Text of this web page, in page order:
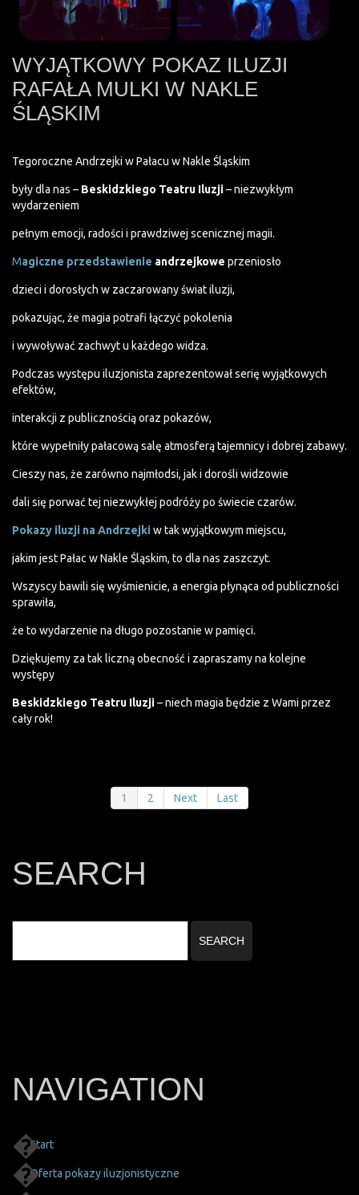
WYJĄTKOWY POKAZ ILUZJI
RAFAŁA MULKI W NAKLE
ŚLĄSKIM
Tegoroczne Andrzejki w Pałacu w Nakle Śląskim
były dla nas – Beskidzkiego Teatru Iluzji– niezwykłym
wydarzeniem
pełnym emocji, radości i prawdziwej scenicznej magii.
Magiczne przedstawienie andrzejkowe przeniosło
dzieci i dorosłych w zaczarowany świat iluzji,
pokazując, że magia potrafi łączyć pokolenia
i wywoływać zachwyt u każdego widza.
Podczas występu iluzjonista zaprezentował serię wyjątkowych
efektów,
interakcji z publicznością oraz pokazów,
które wypełniły pałacową salę atmosferą tajemnicy i dobrej zabawy.
Cieszy nas, że zarówno najmłodsi, jak i dorośli widzowie
dali się porwać tej niezwykłej podróży po świecie czarów.
Pokazy iluzji na Andrzejkiw tak wyjątkowym miejscu,
jakim jest Pałac w Nakle Śląskim, to dla nas zaszczyt.
Wszyscy bawili się wyśmienicie, a energia płynąca od publiczności
sprawiła,
że to wydarzenie na długo pozostanie w pamięci.
Dziękujemy za tak liczną obecność i zapraszamy na kolejne
występy
Beskidzkiego Teatru Iluzji– niech magia będzie z Wami przez
cały rok!
1 2 Next Last
SEARCH
NAVIGATION
Start
Oferta pokazy iluzjonistyczne